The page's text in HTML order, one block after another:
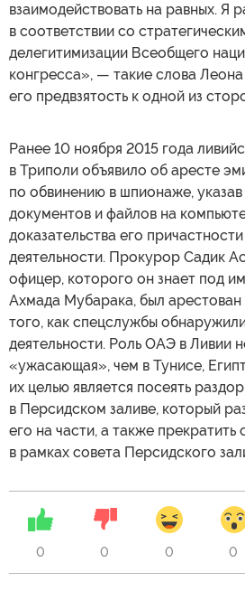
взаимодействовать на равных. Я
в соответствии со
делегитимизации Всеобщего
конгресса», — такие слова
его предвзятость к одной из
Ранее 10 ноября 2015 года
в Триполи объявило об аресте
по обвинению в шпионаже, указав
документов и файлов на
доказательства его
деятельности. Прокурор Садик
офицер, которого он знает под
Ахмада Мубарака, был
того, как спецслужбы
деятельности. Роль ОАЭ в Ливии
«ужасающая», чем в Тунисе,
их целью является посеять
в Персидском заливе, который
его на части, а также прекратить
в рамках совета Персидского
0 0 0 0